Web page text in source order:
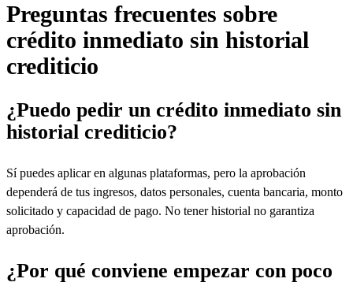
Preguntas frecuentes sobre
crédito inmediato sin historial
crediticio
¿Puedo pedir un crédito inmediato sin
historial crediticio?
Sí puedes aplicar en algunas plataformas, pero la aprobación
dependerá de tus ingresos, datos personales, cuenta bancaria, monto
solicitado y capacidad de pago. No tener historial no garantiza
aprobación.
¿Por qué conviene empezar con poco